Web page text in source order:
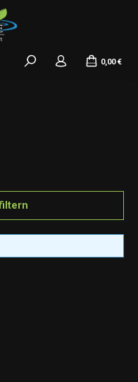
0,00 €